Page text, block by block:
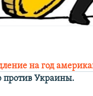
на год
против Украины.